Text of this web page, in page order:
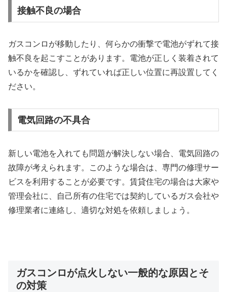
接触不良の場合
ガスコンロが移動したり、何らかの衝撃で電池がずれて接
触不良を起こすことがあります。電池が正しく装着されて
いるかを確認し、ずれていれば正しい位置に再設置してく
ださい。
電気回路の不具合
新しい電池を入れても問題が解決しない場合、電気回路の
故障が考えられます。このような場合は、専門の修理サー
ビスを利用することが必要です。賃貸住宅の場合は大家や
管理会社に、自己所有の住宅では契約しているガス会社や
修理業者に連絡し、適切な対処を依頼しましょう。
ガスコンロが点火しない一般的な原因とそ
の対策